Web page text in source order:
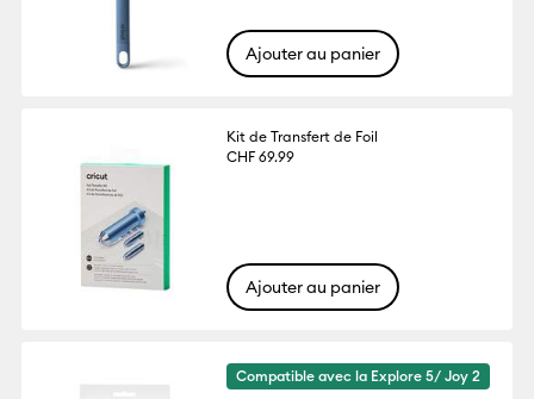
Ajouter au panier
Kit de Transfert de Foil
CHF 69.99
Ajouter au panier
Compatible avec la Explore 5/ Joy 2